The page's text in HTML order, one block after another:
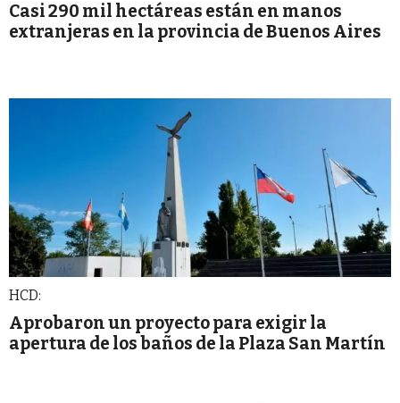
Casi 290 mil hectáreas están en manos
extranjeras en la provincia de Buenos Aires
HCD:
Aprobaron un proyecto para exigir la
apertura de los baños de la Plaza San Martín